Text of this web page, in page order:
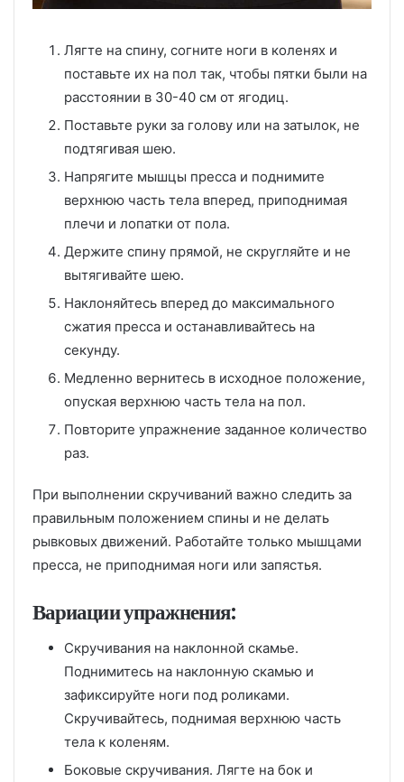
Лягте на спину, согните ноги в коленях и
поставьте их на пол так, чтобы пятки были на
расстоянии в 30-40 см от ягодиц.
Поставьте руки за голову или на затылок, не
подтягивая шею.
Напрягите мышцы пресса и поднимите
верхнюю часть тела вперед, приподнимая
плечи и лопатки от пола.
Держите спину прямой, не скругляйте и не
вытягивайте шею.
Наклоняйтесь вперед до максимального
сжатия пресса и останавливайтесь на
секунду.
Медленно вернитесь в исходное положение,
опуская верхнюю часть тела на пол.
Повторите упражнение заданное количество
раз.
При выполнении скручиваний важно следить за
правильным положением спины и не делать
рывковых движений. Работайте только мышцами
пресса, не приподнимая ноги или запястья.
Вариации упражнения:
Скручивания на наклонной скамье.
Поднимитесь на наклонную скамью и
зафиксируйте ноги под роликами.
Скручивайтесь, поднимая верхнюю часть
тела к коленям.
Боковые скручивания. Лягте на бок и